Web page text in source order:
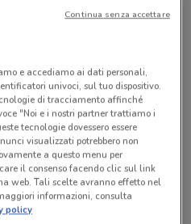
negozio
e accediamo ai dati personali,
univoci, sul tuo dispositivo.
di tracciamento affinché
"Noi e i nostri partner trattiamo i
tecnologie dovessero essere
visualizzati potrebbero non
a questo menu per
il consenso facendo clic sul link
web. Tali scelte avranno effetto nel
informazioni, consulta
policy
Continua senza accettare